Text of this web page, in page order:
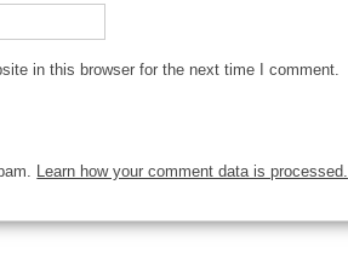
in this browser for the next time I comment.
Learn how your comment data is processed.